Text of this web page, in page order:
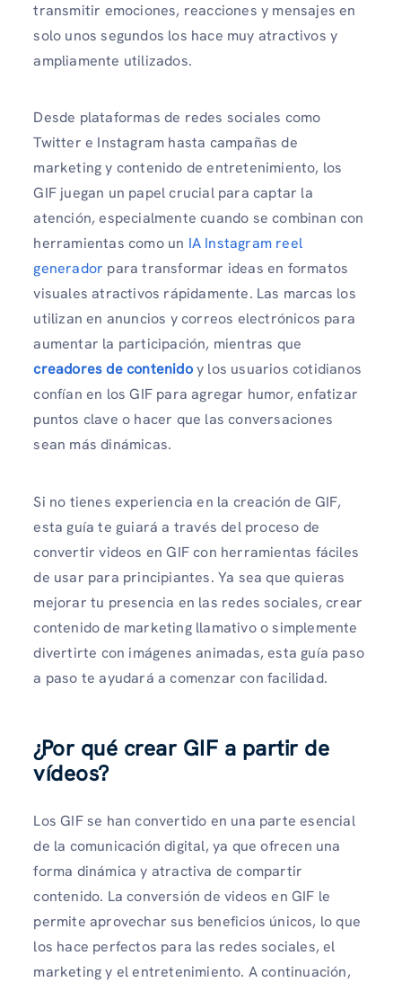
transmitir emociones, reacciones y mensajes en
solo unos segundos los hace muy atractivos y
ampliamente utilizados.
Desde plataformas de redes sociales como
Twitter e Instagram hasta campañas de
marketing y contenido de entretenimiento, los
GIF juegan un papel crucial para captar la
atención, especialmente cuando se combinan con
herramientas como un IA Instagram reel
generador para transformar ideas en formatos
visuales atractivos rápidamente. Las marcas los
utilizan en anuncios y correos electrónicos para
aumentar la participación, mientras que
creadores de contenidoy los usuarios cotidianos
confían en los GIF para agregar humor, enfatizar
puntos clave o hacer que las conversaciones
sean más dinámicas.
Si no tienes experiencia en la creación de GIF,
esta guía te guiará a través del proceso de
convertir videos en GIF con herramientas fáciles
de usar para principiantes. Ya sea que quieras
mejorar tu presencia en las redes sociales, crear
contenido de marketing llamativo o simplemente
divertirte con imágenes animadas, esta guía paso
a paso te ayudará a comenzar con facilidad.
¿Por qué crear GIF a partir de
vídeos?
Los GIF se han convertido en una parte esencial
de la comunicación digital, ya que ofrecen una
forma dinámica y atractiva de compartir
contenido. La conversión de videos en GIF le
permite aprovechar sus beneficios únicos, lo que
los hace perfectos para las redes sociales, el
marketing y el entretenimiento. A continuación,